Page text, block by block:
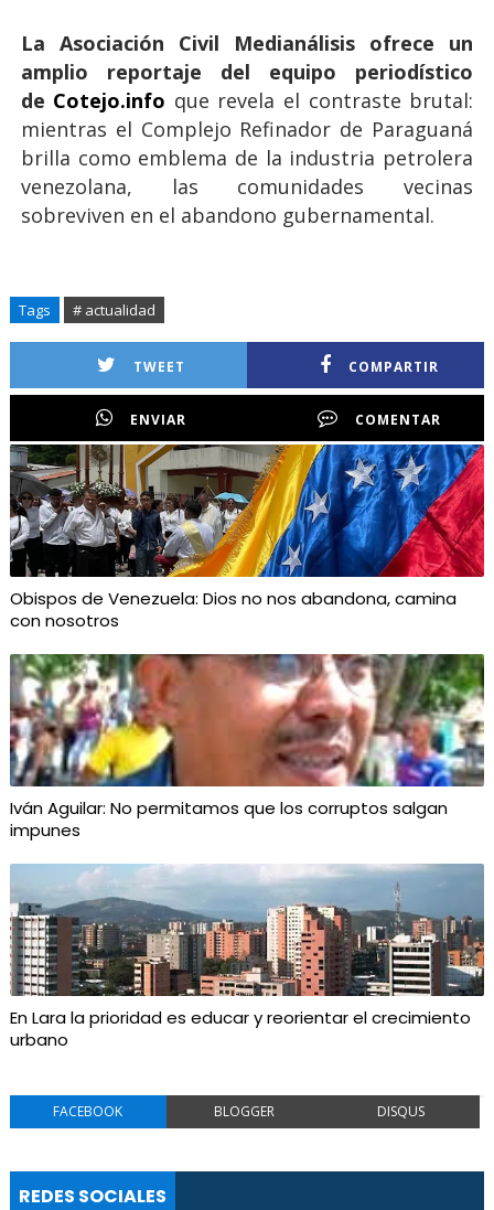
La Asociación Civil Medianálisis ofrece un
amplio reportaje del equipo periodístico
de Cotejo.info que revela el contraste brutal:
mientras el Complejo Refinador de Paraguaná
brilla como emblema de la industria petrolera
venezolana, las comunidades vecinas
sobreviven en el abandono gubernamental.
Tags # actualidad
TWEET COMPARTIR
ENVIAR COMENTAR
Obispos de Venezuela: Dios no nos abandona, camina
con nosotros
Iván Aguilar: No permitamos que los corruptos salgan
impunes
En Lara la prioridad es educar y reorientar el crecimiento
urbano
FACEBOOK BLOGGER DISQUS
REDES SOCIALES